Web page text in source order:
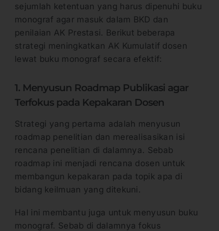
sejumlah ketentuan yang harus dipenuhi buku
monograf agar masuk dalam BKD dan
penilaian AK Prestasi. Berikut beberapa
strategi meningkatkan AK Kumulatif dosen
lewat buku monograf secara efektif:
1. Menyusun Roadmap Publikasi agar
Terfokus pada Kepakaran Dosen
Strategi yang pertama adalah menyusun
roadmap penelitian dan merealisasikan isi
rencana penelitian di dalamnya. Sebab
roadmap ini menjadi rencana dosen untuk
membangun kepakaran pada topik apa di
bidang keilmuan yang ditekuni.
Hal ini membantu juga untuk menyusun buku
monograf. Sebab di dalamnya fokus